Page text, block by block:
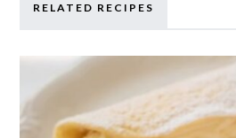
RELATED RECIPES